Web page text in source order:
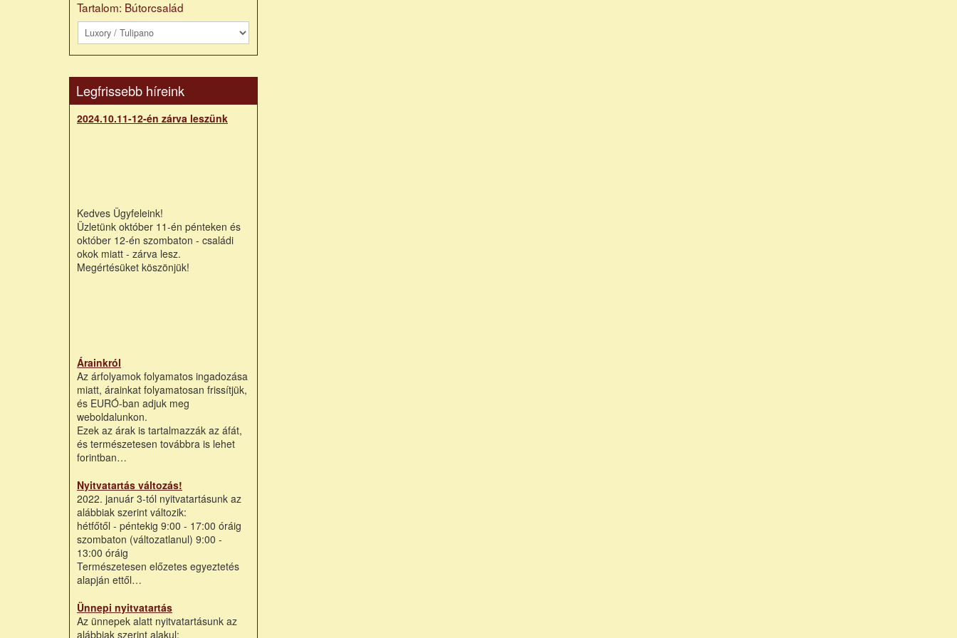
Tartalom: Bútorcsalád
Legfrissebb híreink
2024.10.11-12-én zárva leszünk
Kedves Ügyfeleink!
Üzletünk október 11-én pénteken és
október 12-én szombaton - családi
okok miatt - zárva lesz.
Megértésüket köszönjük!
Árainkról
Az árfolyamok folyamatos ingadozása
miatt, árainkat folyamatosan frissítjük,
és EURÓ-ban adjuk meg
weboldalunkon.
Ezek az árak is tartalmazzák az áfát,
és természetesen továbbra is lehet
forintban…
Nyitvatartás változás!
2022. január 3-tól nyitvatartásunk az
alábbiak szerint változik:
hétfőtől - péntekig 9:00 - 17:00 óráig
szombaton (változatlanul) 9:00 -
13:00 óráig
Természetesen előzetes egyeztetés
alapján ettől…
Ünnepi nyitvatartás
Az ünnepek alatt nyitvatartásunk az
alábbiak szerint alakul: